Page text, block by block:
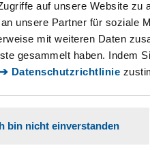
auf unsere Website zu
unsere Partner für soziale
mit weiteren Daten
gesammelt haben. Indem
➔ Datenschutzrichtlinie
bin nicht einverstanden